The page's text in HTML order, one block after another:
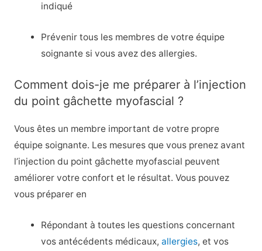
indiqué
Prévenir tous les membres de votre équipe
soignante si vous avez des allergies.
Comment dois-je me préparer à l’injection
du point gâchette myofascial ?
Vous êtes un membre important de votre propre
équipe soignante. Les mesures que vous prenez avant
l’injection du point gâchette myofascial peuvent
améliorer votre confort et le résultat. Vous pouvez
vous préparer en
Répondant à toutes les questions concernant
vos antécédents médicaux,allergies, et vos